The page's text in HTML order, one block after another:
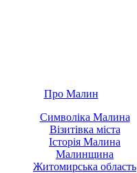
Про Малин
Символіка Малина
Візитівка міста
Історія Малина
Малинщина
Житомирська область